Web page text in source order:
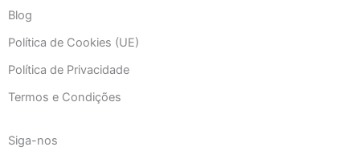
Blog
Política de Cookies (UE)
Política de Privacidade
Termos e Condições
Siga-nos